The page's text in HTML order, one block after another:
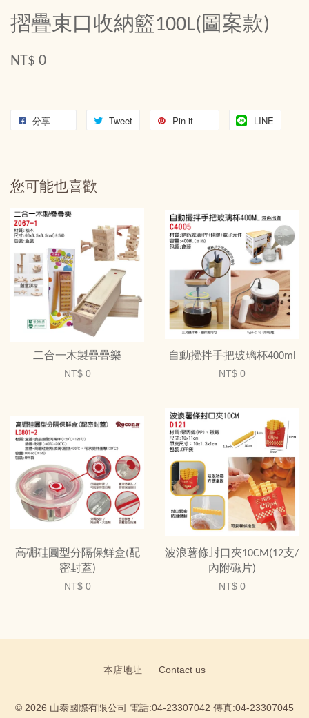
摺疊束口收納籃100L(圖案款)
NT$ 0
分享 Tweet Pin it LINE
您可能也喜歡
二合一木製疊疊樂
NT$ 0
自動攪拌手把玻璃杯400ml
NT$ 0
高硼硅圓型分隔保鮮盒(配
密封蓋)
NT$ 0
波浪薯條封口夾10CM(12支/
內附磁片)
NT$ 0
本店地址 Contact us
© 2026 山泰國際有限公司 電話:04-23307042 傳真:04-23307045